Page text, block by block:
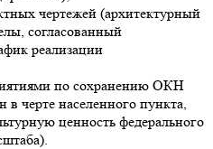
чертежей (архитектурный
согласованный
реализации
по сохранению ОКН
в черте населенного пункта,
ценность федерального